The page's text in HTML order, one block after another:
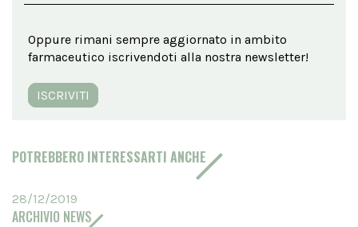
Oppure rimani sempre aggiornato in ambito
farmaceutico iscrivendoti alla nostra newsletter!
ISCRIVITI
POTREBBERO INTERESSARTI ANCHE
28/12/2019
ARCHIVIO NEWS